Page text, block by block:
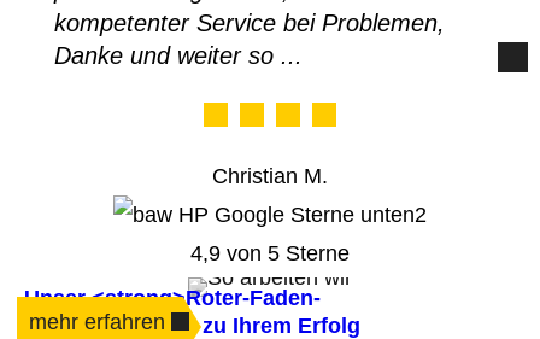
kompetenter Service bei Problemen,
Danke und weiter so ...
Christian M.
4,9 von 5 Sterne
Unser <strong>Roter-Faden-
Prinzip</strong> zu Ihrem Erfolg
mehr erfahren